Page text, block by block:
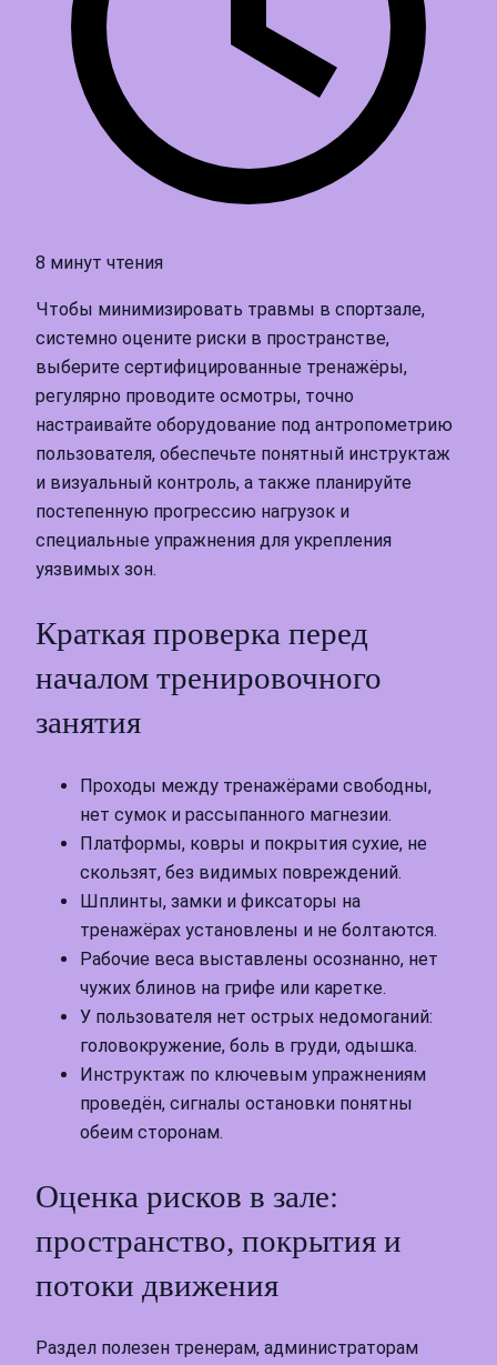
8 минут чтения
Чтобы минимизировать травмы в спортзале,
системно оцените риски в пространстве,
выберите сертифицированные тренажёры,
регулярно проводите осмотры, точно
настраивайте оборудование под антропометрию
пользователя, обеспечьте понятный инструктаж
и визуальный контроль, а также планируйте
постепенную прогрессию нагрузок и
специальные упражнения для укрепления
уязвимых зон.
Краткая проверка перед
началом тренировочного
занятия
Проходы между тренажёрами свободны,
нет сумок и рассыпанного магнезии.
Платформы, ковры и покрытия сухие, не
скользят, без видимых повреждений.
Шплинты, замки и фиксаторы на
тренажёрах установлены и не болтаются.
Рабочие веса выставлены осознанно, нет
чужих блинов на грифе или каретке.
У пользователя нет острых недомоганий:
головокружение, боль в груди, одышка.
Инструктаж по ключевым упражнениям
проведён, сигналы остановки понятны
обеим сторонам.
Оценка рисков в зале:
пространство, покрытия и
потоки движения
Раздел полезен тренерам, администраторам